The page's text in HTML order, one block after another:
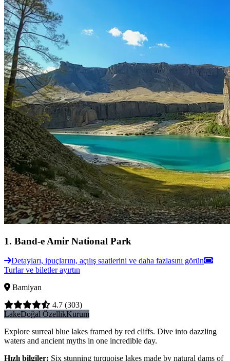
1. Band-e Amir National Park
Detayları, ipuçlarını, açılış saatlerini ve daha fazlasını görün
Turlar ve biletler ayırtın
Bamiyan
4.7 (303)
LakeDoğal ÖzellikKurum
Explore surreal blue lakes framed by red cliffs. Dive into dazzling
waters and ancient myths in one incredible day.
Hızlı bilgiler: Six stunning turquoise lakes made by natural dams of